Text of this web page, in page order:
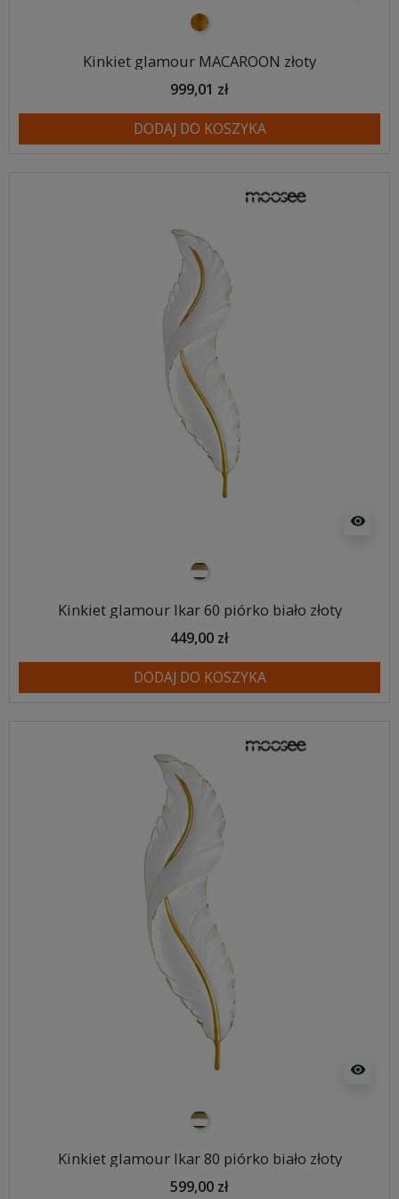
złoty
Kinkiet glamour MACAROON złoty
999,01 zł
DODAJ DO KOSZYKA
visibility
biało złoty
Kinkiet glamour Ikar 60 piórko biało złoty
449,00 zł
DODAJ DO KOSZYKA
visibility
biało złoty
Kinkiet glamour Ikar 80 piórko biało złoty
599,00 zł